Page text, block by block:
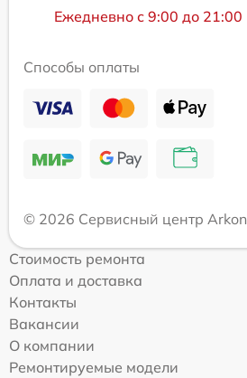
Ежедневно с 9:00 до 21:00
Способы оплаты
© 2026 Сервисный центр Arkon
Стоимость ремонта
Оплата и доставка
Контакты
Вакансии
О компании
Ремонтируемые модели